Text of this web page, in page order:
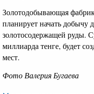
Золотодобывающая
планирует начать добычу
золотосодержащей руды.
миллиарда тенге, будет
мест.
Фото Валерия Бугаева